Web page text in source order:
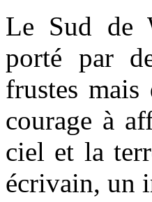
Le Sud de
porté par
frustes mais
courage à
ciel et la
écrivain, un